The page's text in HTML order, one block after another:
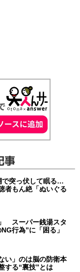
事
で突っ伏して眠る…
者もん絶「ぬいぐる
スーパー銭湯スタ
行為”に「困る」
い」のは脳の防衛本
する“裏技”とは